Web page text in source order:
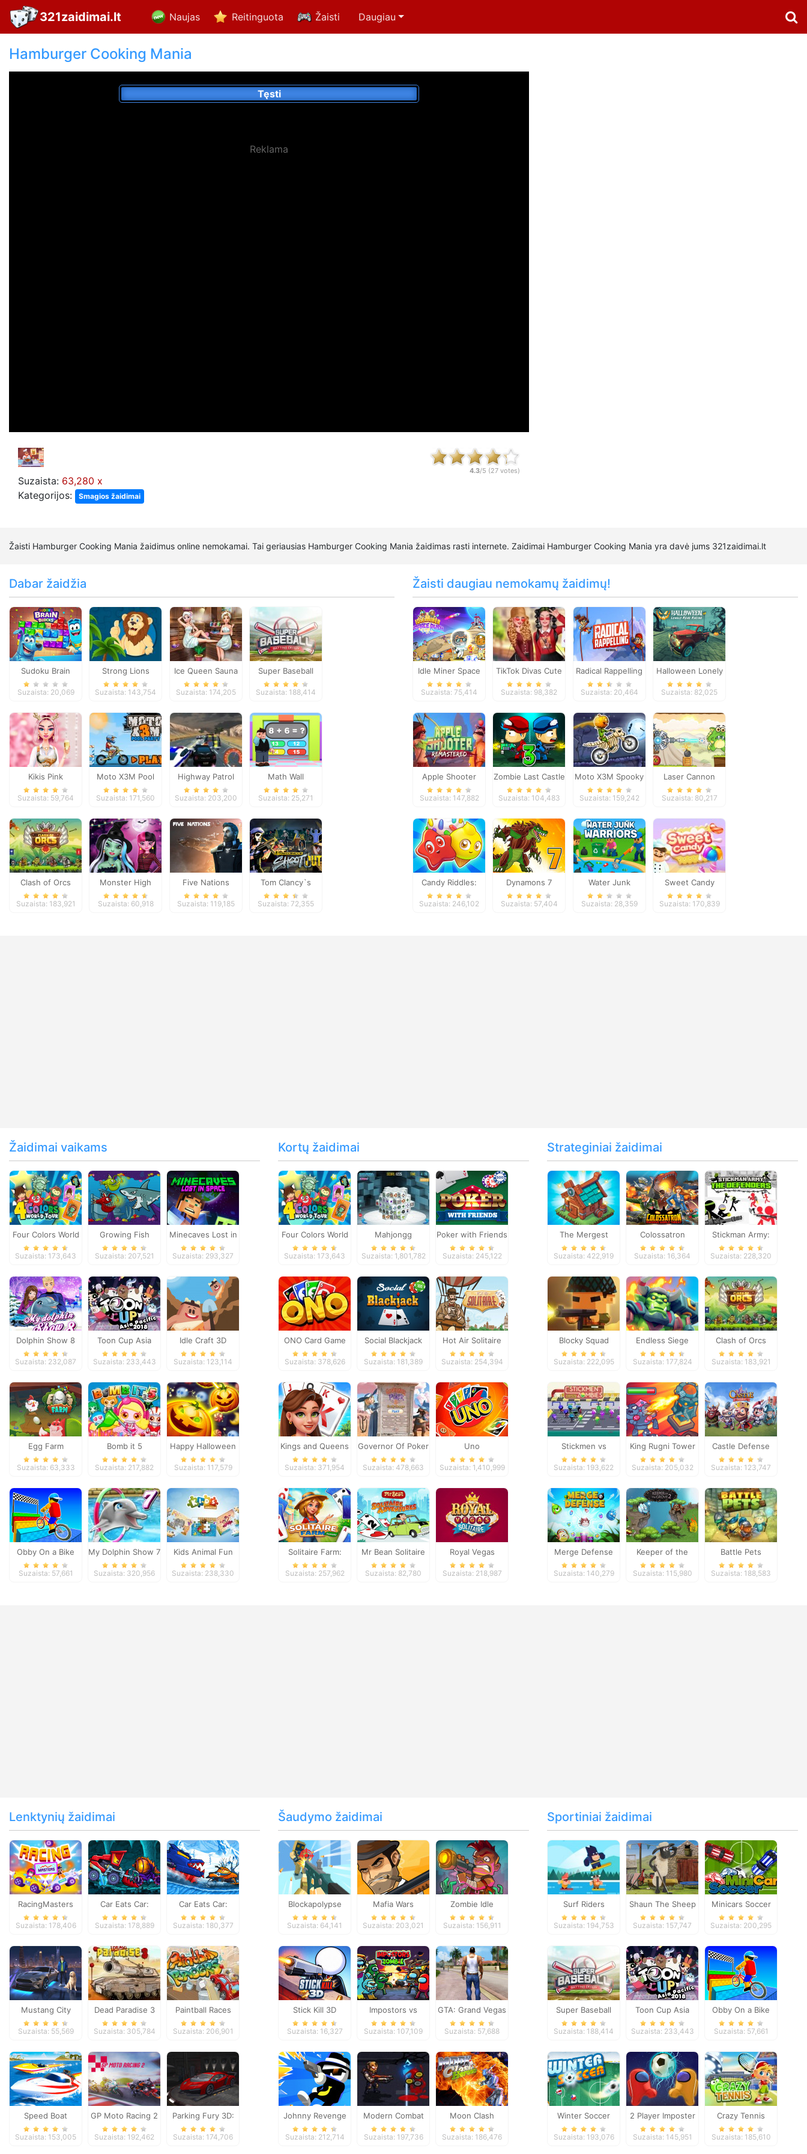
321zaidimai.lt Naujas Reitinguota Žaisti Daugiau
Hamburger Cooking Mania
Tęsti
Reklama
Suzaista: 63,280 x
Kategorijos:
Smagios žaidimai
4.3/5 (27votes)
Žaisti Hamburger Cooking Mania žaidimus online nemokamai. Tai geriausias Hamburger Cooking Mania žaidimas rasti internete. Zaidimai Hamburger Cooking Mania yra davė jums 321zaidimai.lt
Dabar žaidžia
Sudoku Brain
Blocks
Suzaista: 20,069
Strong Lions
Jigsaw
Suzaista: 143,754
Ice Queen Sauna
Realife
Suzaista: 174,205
Super Baseball
Suzaista: 188,414
Kikis Pink
Christmas
Suzaista: 59,764
Moto X3M Pool
Party
Suzaista: 171,560
Highway Patrol
Showdown
Suzaista: 203,200
Math Wall
Simulator
Suzaista: 25,271
Clash of Orcs
Suzaista: 183,921
Monster High
Spooky Fashion
Suzaista: 60,918
Five Nations
Suzaista: 119,185
Tom Clancy`s
Shootout
Suzaista: 72,355
Žaisti daugiau nemokamų žaidimų!
Idle Miner Space
Rush
Suzaista: 75,414
TikTok Divas Cute
School Pleated
Suzaista: 98,382
Radical Rappelling
Suzaista: 20,464
Halloween Lonely
Road Racing
Suzaista: 82,025
Apple Shooter
Remastered
Suzaista: 147,882
Zombie Last Castle
3
Suzaista: 104,483
Moto X3M Spooky
Land
Suzaista: 159,242
Laser Cannon
Levels Pack
Suzaista: 80,217
Candy Riddles:
Free Match 3
Suzaista: 246,102
Dynamons 7
Suzaista: 57,404
Water Junk
Warriors
Suzaista: 28,359
Sweet Candy
Suzaista: 170,839
Žaidimai vaikams
Four Colors World
Tour
Suzaista: 173,643
Growing Fish
Suzaista: 207,521
Minecaves Lost in
Space
Suzaista: 293,327
Dolphin Show 8
Suzaista: 232,087
Toon Cup Asia
Pacific 2018
Suzaista: 233,443
Idle Craft 3D
Suzaista: 123,114
Egg Farm
Suzaista: 63,333
Bomb it 5
Suzaista: 217,882
Happy Halloween
Suzaista: 117,579
Obby On a Bike
Suzaista: 57,661
My Dolphin Show 7
Suzaista: 320,956
Kids Animal Fun
Suzaista: 238,330
Kortų žaidimai
Four Colors World
Tour
Suzaista: 173,643
Mahjongg
Dimensions
Suzaista: 1,801,782
Poker with Friends
Suzaista: 245,122
ONO Card Game
Suzaista: 378,626
Social Blackjack
Suzaista: 181,389
Hot Air Solitaire
Suzaista: 254,394
Kings and Queens
Solitaire Tripeaks
Suzaista: 371,954
Governor Of Poker
2
Suzaista: 478,663
Uno
Suzaista: 1,410,999
Solitaire Farm:
Seasons
Suzaista: 257,962
Mr Bean Solitaire
Adventures
Suzaista: 82,780
Royal Vegas
Solitaire
Suzaista: 218,987
Strateginiai žaidimai
The Mergest
Kingdom
Suzaista: 422,919
Colossatron
Suzaista: 16,364
Stickman Army:
The Defenders
Suzaista: 228,320
Blocky Squad
Suzaista: 222,095
Endless Siege
Suzaista: 177,824
Clash of Orcs
Suzaista: 183,921
Stickmen vs
Zombies
Suzaista: 193,622
King Rugni Tower
Defense
Suzaista: 205,032
Castle Defense
Suzaista: 123,747
Merge Defense
Suzaista: 140,279
Keeper of the
Grove 2
Suzaista: 115,980
Battle Pets
Suzaista: 188,583
Lenktynių žaidimai
RacingMasters
Suzaista: 178,406
Car Eats Car:
Dungeon
Suzaista: 178,889
Car Eats Car:
Winter Adventure
Suzaista: 180,377
Mustang City
Driver
Suzaista: 55,569
Dead Paradise 3
Suzaista: 305,784
Paintball Races
Suzaista: 206,901
Speed Boat
Extreme Racing
Suzaista: 153,005
GP Moto Racing 2
Suzaista: 192,462
Parking Fury 3D:
Night Thief
Suzaista: 174,706
Šaudymo žaidimai
Blockapolypse
Zombie Shooter
Suzaista: 64,141
Mafia Wars
Suzaista: 203,021
Zombie Idle
Defense Online
Suzaista: 156,911
Stick Kill 3D
Suzaista: 16,327
Impostors vs
Zombies: Survival
Suzaista: 107,109
GTA: Grand Vegas
Crime
Suzaista: 57,688
Johnny Revenge
Suzaista: 212,714
Modern Combat
Defense
Suzaista: 197,736
Moon Clash
Heroes
Suzaista: 186,476
Sportiniai žaidimai
Surf Riders
Suzaista: 194,753
Shaun The Sheep
Baahmy Golf
Suzaista: 157,747
Minicars Soccer
Suzaista: 200,295
Super Baseball
Suzaista: 188,414
Toon Cup Asia
Pacific 2018
Suzaista: 233,443
Obby On a Bike
Suzaista: 57,661
Winter Soccer
Suzaista: 193,076
2 Player Imposter
Soccer
Suzaista: 145,951
Crazy Tennis
Suzaista: 185,610